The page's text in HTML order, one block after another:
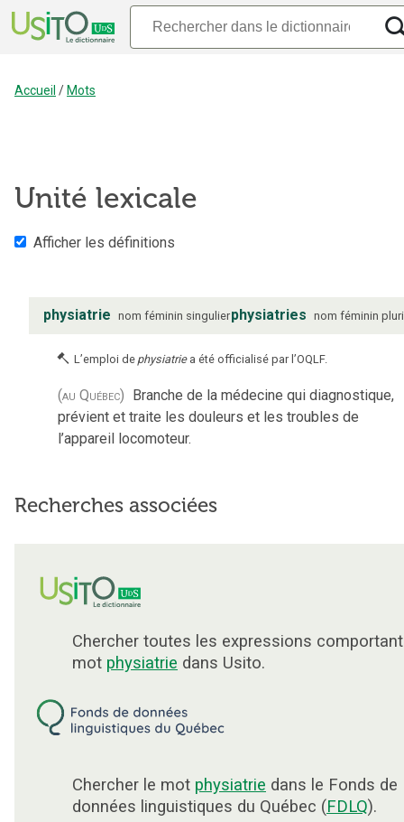
Accueil / Mots
Unité lexicale
Afficher les définitions
physiatrie nom féminin singulierphysiatries nom féminin
L’emploi de physiatrie a été officialisé par l’OQLF.
(au Québec) Branche de la médecine qui diagnostique,
prévient et traite les douleurs et les troubles de
l’appareil locomoteur.
Recherches associées
Chercher toutes les expressions
mot physiatrie dans Usito.
Chercher le mot physiatrie dans le Fonds de
données linguistiques du Québec (FDLQ).